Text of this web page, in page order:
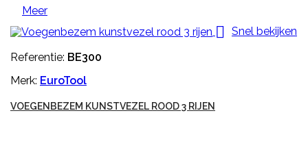
Meer
 Snel bekijken
Referentie: BE300
Merk: EuroTool
VOEGENBEZEM KUNSTVEZEL ROOD 3 RIJEN